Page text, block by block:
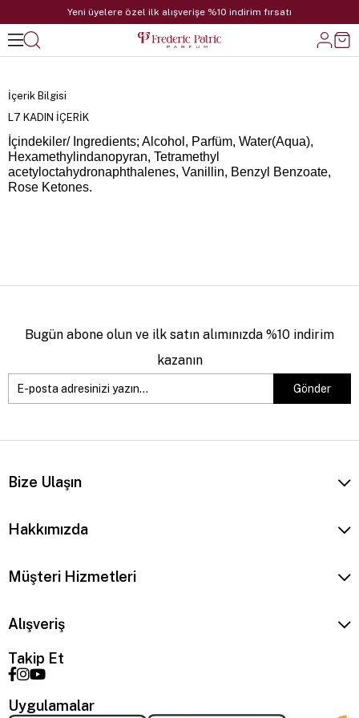
Yeni üyelere özel ilk alışverişe %10 indirim fırsatı
İçerik Bilgisi
L7 KADIN İÇERİK
İçindekiler/ Ingredients; Alcohol, Parfüm, Water(Aqua),
Hexamethylindanopyran, Tetramethyl
acetyloctahydronaphthalenes, Vanillin, Benzyl Benzoate,
Rose Ketones.
Bugün abone olun ve ilk satın alımınızda %10 indirim
kazanın
Gönder
Bize Ulaşın
Hakkımızda
Müşteri Hizmetleri
Alışveriş
Takip Et
Uygulamalar